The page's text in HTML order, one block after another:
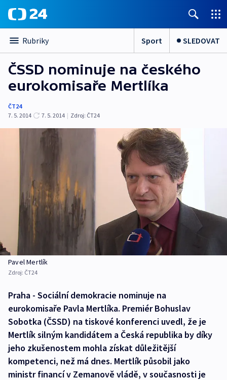
Rubriky Sport SLEDOVAT
ČSSD nominuje na českého
eurokomisaře Mertlíka
ČT24
7. 5. 2014
7. 5. 2014 | Zdroj: ČT24
Pavel Mertlík
Zdroj: ČT24
Praha - Sociální demokracie nominuje na
eurokomisaře Pavla Mertlíka. Premiér Bohuslav
Sobotka (ČSSD) na tiskové konferenci uvedl, že je
Mertlík silným kandidátem a Česká republika by díky
jeho zkušenostem mohla získat důležitější
kompetenci, než má dnes. Mertlík působil jako
ministr financí v Zemanově vládě, v současnosti je